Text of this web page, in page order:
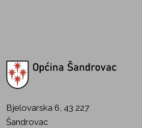
Bjelovarska 6, 43 227
Šandrovac